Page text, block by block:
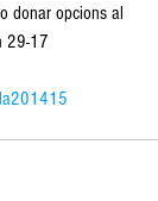
donar opcions al
29-17